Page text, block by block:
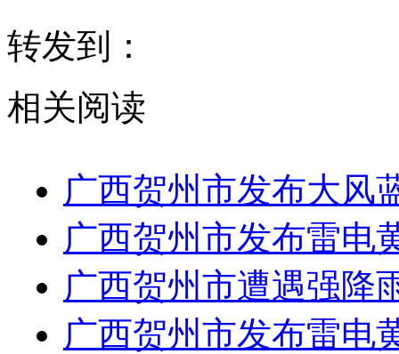
转发到：
相关阅读
广西贺州市发布大风
广西贺州市发布雷电
广西贺州市遭遇强降
广西贺州市发布雷电